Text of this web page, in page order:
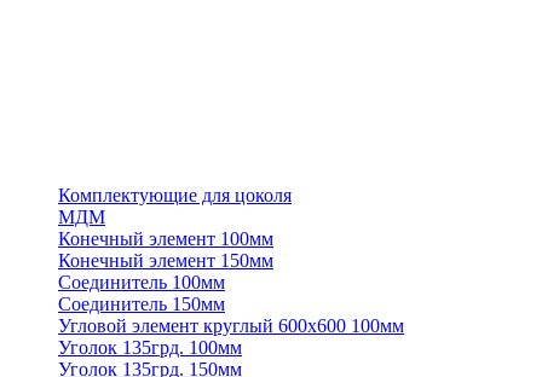
Комплектующие для цоколя
МДМ
Конечный элемент 100мм
Конечный элемент 150мм
Соединитель 100мм
Соединитель 150мм
Угловой элемент круглый 600х600 100мм
Уголок 135грд. 100мм
Уголок 135грд. 150мм